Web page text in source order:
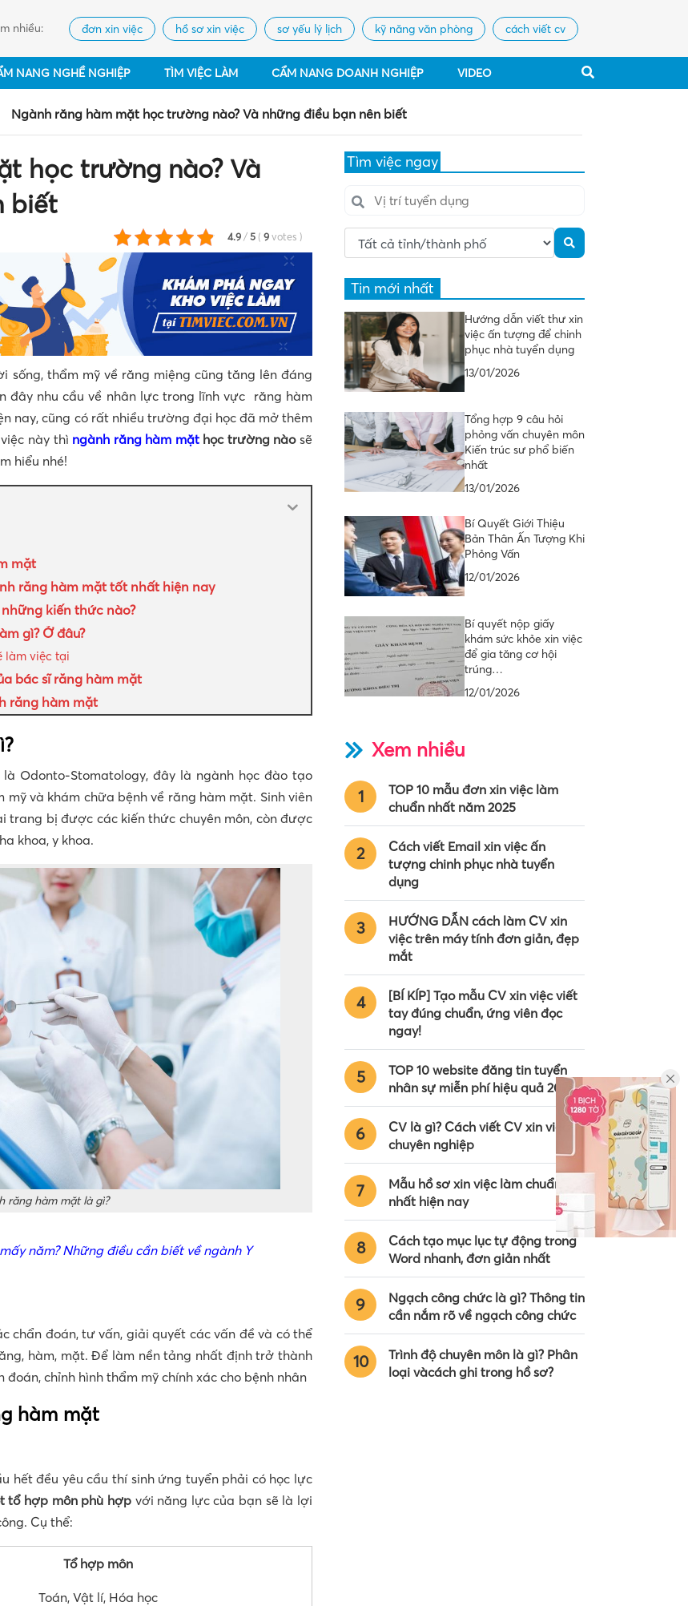
nhiều: đơn xin việc hồ sơ xin việc sơ yếu lý lịch kỹ năng văn phòng cách viết cv
NANG NGHỀ NGHIỆP TÌM VIỆC LÀM CẨM NANG DOANH NGHIỆP VIDEO
Ngành răng hàm mặt học trường nào? Và những điều bạn nên biết
học trường nào? Và
biết
4.9 / 5 ( 9 votes )
sống, thẩm mỹ về răng miệng cũng tăng lên đáng
đây nhu cầu về nhân lực trong lĩnh vực răng hàm
nay, cũng có rất nhiều trường đại học đã mở thêm
này thì ngành răng hàm mặthọc trường nàosẽ
hiểu nhé!
mặt
răng hàm mặt tốt nhất hiện nay
kiến thức nào?
gì? Ở đâu?
làm việc tại
bác sĩ răng hàm mặt
răng hàm mặt
Odonto-Stomatology, đây là ngành học đào tạo
mỹ và khám chữa bệnh về răng hàm mặt. Sinh viên
trang bị được các kiến thức chuyên môn, còn được
khoa, y khoa.
răng hàm mặt là gì?
năm? Những điều cần biết về ngành Y
chẩn đoán, tư vấn, giải quyết các vấn đề và có thể
hàm, mặt. Để làm nền tảng nhất định trở thành
đoán, chỉnh hình thẩm mỹ chính xác cho bệnh nhân
hàm mặt
hết đều yêu cầu thí sinh ứng tuyển phải có học lực
tổ hợp môn phù hợpvới năng lực của bạn sẽ là lợi
Cụ thể:
Tổ hợp môn
Toán, Vật lí, Hóa học
Tìm việc ngay
Tin mới nhất
Hướng dẫn viết thư xin
việc ấn tượng để chinh
phục nhà tuyển dụng
13/01/2026
Tổng hợp 9 câu hỏi
phỏng vấn chuyên môn
Kiến trúc sư phổ biến
nhất
13/01/2026
Bí Quyết Giới Thiệu
Bản Thân Ấn Tượng Khi
Phỏng Vấn
12/01/2026
Bí quyết nộp giấy
khám sức khỏe xin việc
để gia tăng cơ hội
trúng…
12/01/2026
Xem nhiều
1
TOP 10 mẫu đơn xin việc làm
chuẩn nhất năm 2025
2
Cách viết Email xin việc ấn
tượng chinh phục nhà tuyển
dụng
3
HƯỚNG DẪN cách làm CV xin
việc trên máy tính đơn giản, đẹp
mắt
4
[BÍ KÍP] Tạo mẫu CV xin việc viết
tay đúng chuẩn, ứng viên đọc
ngay!
5
TOP 10 website đăng tin tuyển
nhân sự miễn phí hiệu quả 2024
6
CV là gì? Cách viết CV xin việc
chuyên nghiệp
7
Mẫu hồ sơ xin việc làm chuẩn
nhất hiện nay
8
Cách tạo mục lục tự động trong
Word nhanh, đơn giản nhất
9
Ngạch công chức là gì? Thông tin
cần nắm rõ về ngạch công chức
10
Trình độ chuyên môn là gì? Phân
loại vàcách ghi trong hồ sơ?